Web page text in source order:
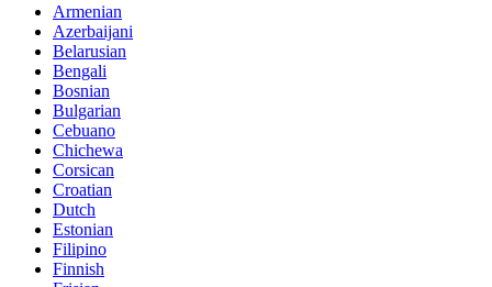
Armenian
Azerbaijani
Belarusian
Bengali
Bosnian
Bulgarian
Cebuano
Chichewa
Corsican
Croatian
Dutch
Estonian
Filipino
Finnish